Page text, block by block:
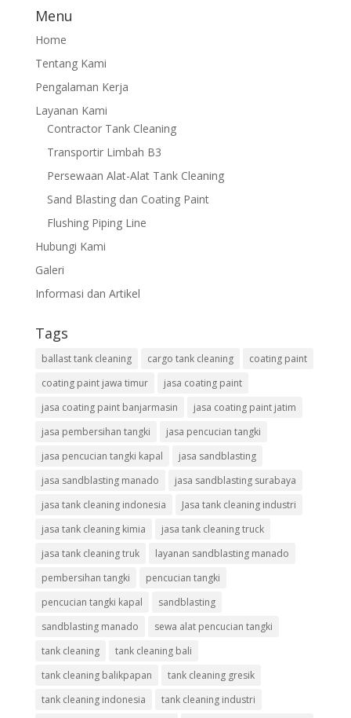
Menu
Home
Tentang Kami
Pengalaman Kerja
Layanan Kami
Contractor Tank Cleaning
Transportir Limbah B3
Persewaan Alat-Alat Tank Cleaning
Sand Blasting dan Coating Paint
Flushing Piping Line
Hubungi Kami
Galeri
Informasi dan Artikel
Tags
ballast tank cleaning cargo tank cleaning
coating paint
coating paint jawa timur
jasa coating paint
jasa coating paint banjarmasin
jasa coating paint jatim
jasa pembersihan tangki
jasa pencucian tangki
jasa pencucian tangki kapal
jasa sandblasting
jasa sandblasting manado
jasa sandblasting surabaya
jasa tank cleaning indonesia
Jasa tank cleaning industri
jasa tank cleaning kimia
jasa tank cleaning truck
jasa tank cleaning truk
layanan sandblasting manado
pembersihan tangki
pencucian tangki
pencucian tangki kapal
sandblasting
sandblasting manado
sewa alat pencucian tangki
tank cleaning
tank cleaning bali
tank cleaning balikpapan
tank cleaning gresik
tank cleaning indonesia
tank cleaning industri